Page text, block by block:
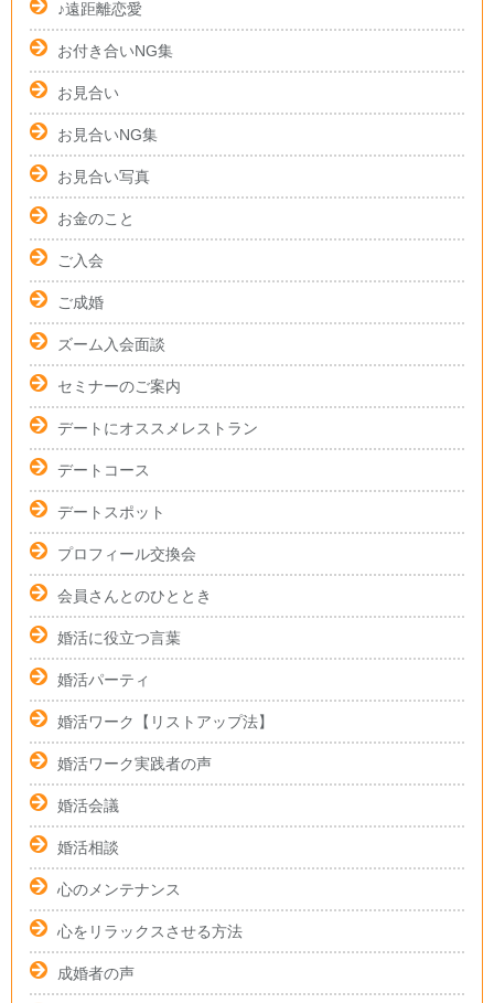
♪遠距離恋愛
お付き合いNG集
お見合い
お見合いNG集
お見合い写真
お金のこと
ご入会
ご成婚
ズーム入会面談
セミナーのご案内
デートにオススメレストラン
デートコース
デートスポット
プロフィール交換会
会員さんとのひととき
婚活に役立つ言葉
婚活パーティ
婚活ワーク【リストアップ法】
婚活ワーク実践者の声
婚活会議
婚活相談
心のメンテナンス
心をリラックスさせる方法
成婚者の声